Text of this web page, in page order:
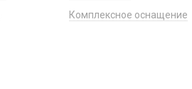
Комплексное оснащение